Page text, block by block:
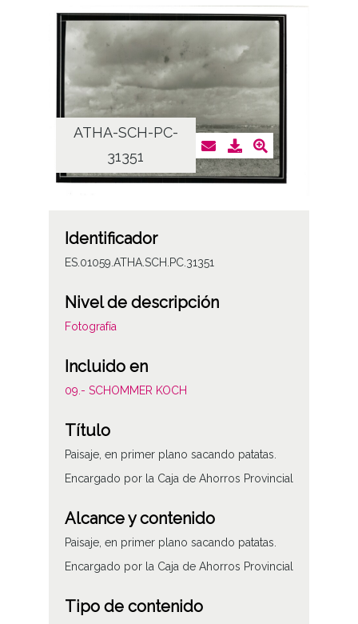
ATHA-SCH-PC-
31351
Identificador
ES.01059.ATHA.SCH.PC.31351
Nivel de descripción
Fotografía
Incluido en
09.- SCHOMMER KOCH
Título
Paisaje, en primer plano sacando patatas.
Encargado por la Caja de Ahorros Provincial
Alcance y contenido
Paisaje, en primer plano sacando patatas.
Encargado por la Caja de Ahorros Provincial
Tipo de contenido